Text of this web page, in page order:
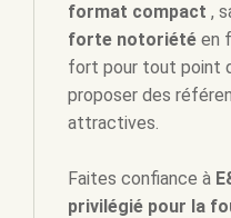
format compact ,
forte notoriété en
fort pour tout point
proposer des
attractives.
Faites confiance à
privilégié pour la